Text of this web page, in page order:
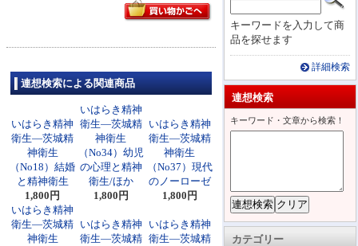
キーワードを入力して商
品を探せます
詳細検索
連想検索
キーワード・文章から検索！
カテゴリー
連想検索による関連商品
いはらき精神
衛生―茨城精
神衛生
（No18）結婚
と精神衛生
1,800円
いはらき精神
衛生―茨城精
神衛生
（No34）幼児
の心理と精神
衛生/ほか
1,800円
いはらき精神
衛生―茨城精
神衛生
（No37）現代
のノーローゼ
1,800円
いはらき精神
衛生―茨城精
神衛生
いはらき精神
衛生―茨城精
いはらき精神
衛生―茨城精